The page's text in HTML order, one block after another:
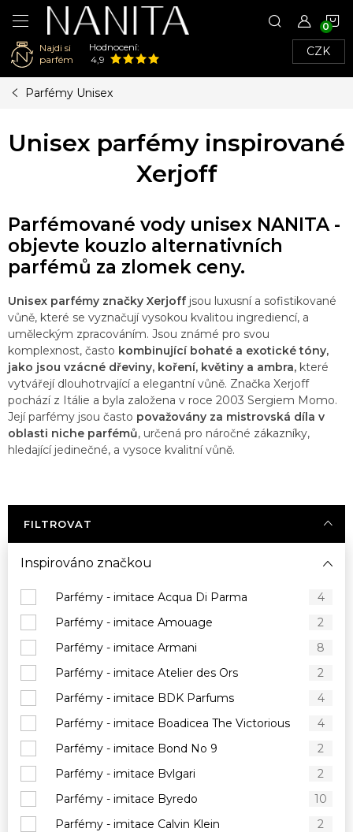
Najdi si
parfém
Hodnocení:
4,9
CZK
Parfémy Unisex
Unisex parfémy inspirované
Xerjoff
Parfémované vody unisex NANITA -
objevte kouzlo alternativních
parfémů za zlomek ceny.
Unisex parfémy značky Xerjoffjsou luxusní a sofistikované
vůně, které se vyznačují vysokou kvalitou ingrediencí, a
uměleckým zpracováním. Jsou známé pro svou
komplexnost, často kombinující bohaté a exotické tóny,
jako jsou vzácné dřeviny, koření, květiny a ambra, které
vytvářejí dlouhotrvající a elegantní vůně. Značka Xerjoff
pochází z Itálie a byla založena v roce 2003 Sergiem Momo.
Její parfémy jsou často považovány za mistrovská díla v
oblasti niche parfémů, určená pro náročné zákazníky,
hledající jedinečné, a vysoce kvalitní vůně.
FILTROVAT
Inspirováno značkou
Parfémy - imitace Acqua Di Parma
4
Parfémy - imitace Amouage
2
Parfémy - imitace Armani
8
Parfémy - imitace Atelier des Ors
2
Parfémy - imitace BDK Parfums
4
Parfémy - imitace Boadicea The Victorious
4
Parfémy - imitace Bond No 9
2
Parfémy - imitace Bvlgari
2
Parfémy - imitace Byredo
10
Parfémy - imitace Calvin Klein
2